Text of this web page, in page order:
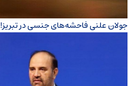
جولان علنی فاحشه‌های جنسی در تبریز!